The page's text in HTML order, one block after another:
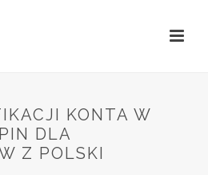
KONTA W
DLA
Z POLSKI